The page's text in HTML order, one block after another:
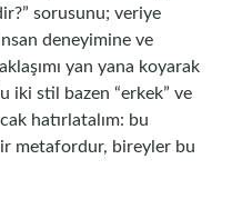
sorusunu; veriye
deneyimine ve
yan yana koyarak
iki stil bazen “erkek” ve
hatırlatalım: bu
metafordur, bireyler bu